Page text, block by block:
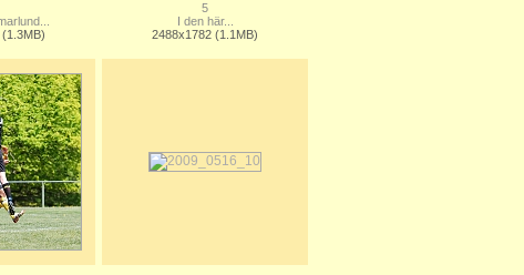
5
I den här...
2488x1782 (1.1MB)